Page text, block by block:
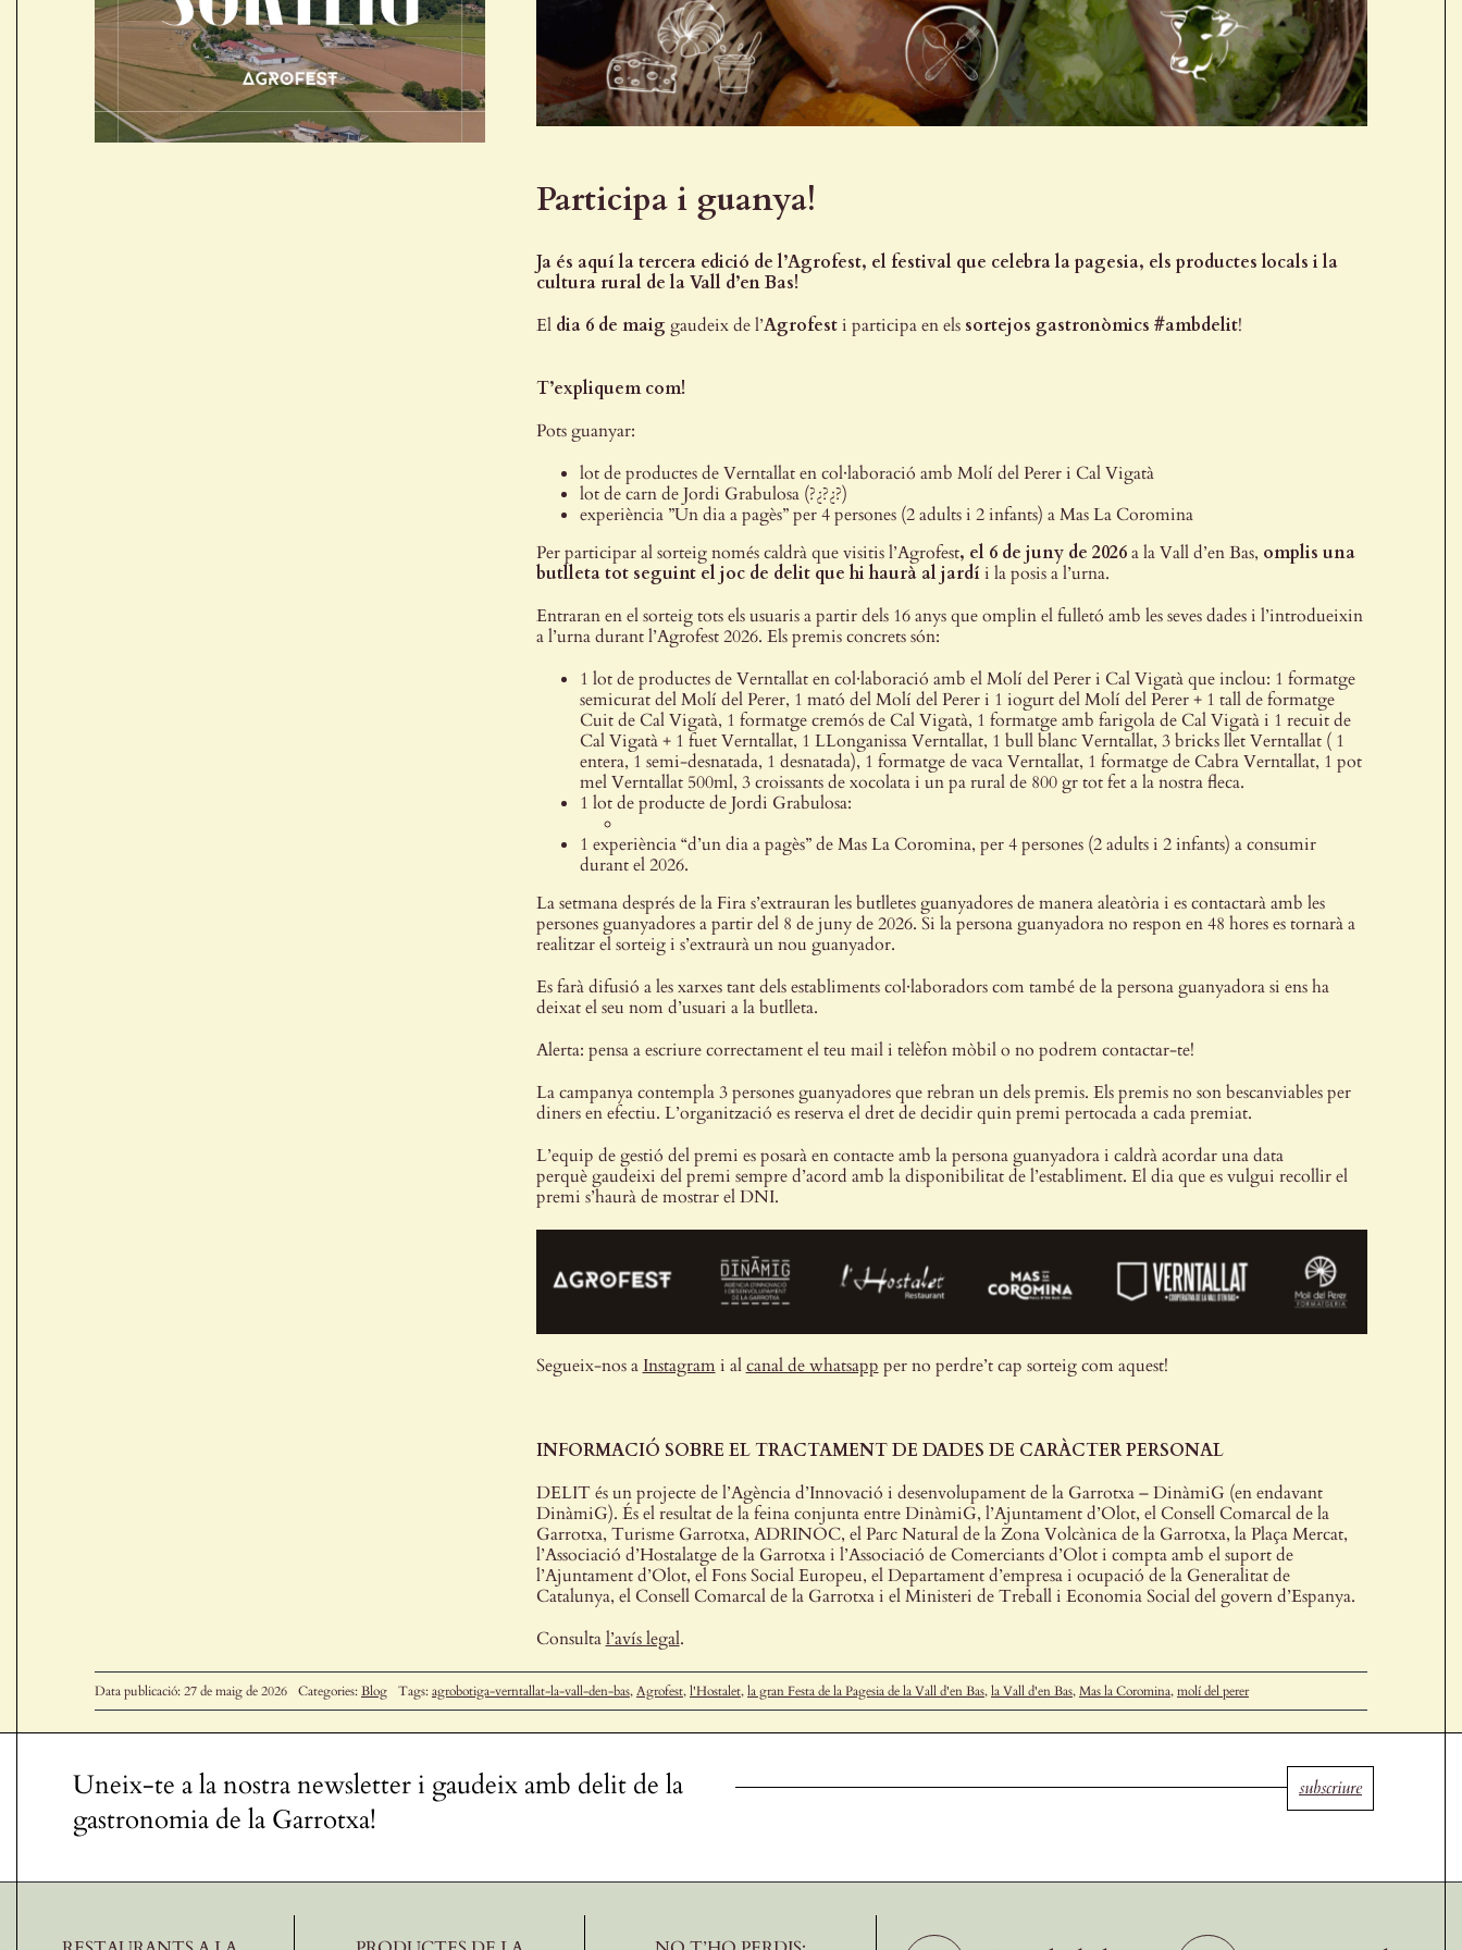
Receptes de la Garrotxa
Participa i guanya!
Ja és aquí la tercera edició de l’Agrofest, el festival que celebra la pagesia, els productes locals i la
cultura rural de la Vall d’en Bas!
El dia 6 de maig gaudeix de l’Agrofesti participa en els sortejos gastronòmics #ambdelit!
T’expliquem com!
Pots guanyar:
lot de productes de Verntallat en col·laboració amb Molí del Perer i Cal Vigatà
lot de carn de Jordi Grabulosa (?¿?¿?)
experiència ”Un dia a pagès” per 4 persones (2 adults i 2 infants) a Mas La Coromina
Per participar al sorteig només caldrà que visitis l’Agrofest, el 6 de juny de 2026a la Vall d’en Bas, omplis una
butlleta tot seguint el joc de delit que hi haurà al jardí i la posis a l’urna.
Entraran en el sorteig tots els usuaris a partir dels 16 anys que omplin el fulletó amb les seves dades i l’introdueixin
a l’urna durant l’Agrofest 2026. Els premis concrets són:
1 lot de productes de Verntallat en col·laboració amb el Molí del Perer i Cal Vigatà que inclou: 1 formatge
semicurat del Molí del Perer, 1 mató del Molí del Perer i 1 iogurt del Molí del Perer + 1 tall de formatge
Cuit de Cal Vigatà, 1 formatge cremós de Cal Vigatà, 1 formatge amb farigola de Cal Vigatà i 1 recuit de
Cal Vigatà + 1 fuet Verntallat, 1 LLonganissa Verntallat, 1 bull blanc Verntallat, 3 bricks llet Verntallat ( 1
entera, 1 semi-desnatada, 1 desnatada), 1 formatge de vaca Verntallat, 1 formatge de Cabra Verntallat, 1 pot
mel Verntallat 500ml, 3 croissants de xocolata i un pa rural de 800 gr tot fet a la nostra fleca.
1 lot de producte de Jordi Grabulosa:
1 experiència “d’un dia a pagès” de Mas La Coromina, per 4 persones (2 adults i 2 infants) a consumir
durant el 2026.
La setmana després de la Fira s’extrauran les butlletes guanyadores de manera aleatòria i es contactarà amb les
persones guanyadores a partir del 8 de juny de 2026. Si la persona guanyadora no respon en 48 hores es tornarà a
realitzar el sorteig i s’extraurà un nou guanyador.
Es farà difusió a les xarxes tant dels establiments col·laboradors com també de la persona guanyadora si ens ha
deixat el seu nom d’usuari a la butlleta.
Alerta: pensa a escriure correctament el teu mail i telèfon mòbil o no podrem contactar-te!
La campanya contempla 3 persones guanyadores que rebran un dels premis. Els premis no son bescanviables per
diners en efectiu. L’organització es reserva el dret de decidir quin premi pertocada a cada premiat.
L’equip de gestió del premi es posarà en contacte amb la persona guanyadora i caldrà acordar una data
perquè gaudeixi del premi sempre d’acord amb la disponibilitat de l’establiment. El dia que es vulgui recollir el
premi s’haurà de mostrar el DNI.
Segueix-nos a Instagrami alcanal de whatsapp per no perdre’t cap sorteig com aquest!
INFORMACIÓ SOBRE EL TRACTAMENT DE DADES DE CARÀCTER PERSONAL
DELIT és un projecte de l’Agència d’Innovació i desenvolupament de la Garrotxa – DinàmiG (en endavant
DinàmiG). És el resultat de la feina conjunta entre DinàmiG, l’Ajuntament d’Olot, el Consell Comarcal de la
Garrotxa, Turisme Garrotxa, ADRINOC, el Parc Natural de la Zona Volcànica de la Garrotxa, la Plaça Mercat,
l’Associació d’Hostalatge de la Garrotxa i l’Associació de Comerciants d’Olot i compta amb el suport de
l’Ajuntament d’Olot, el Fons Social Europeu, el Departament d’empresa i ocupació de la Generalitat de
Catalunya, el Consell Comarcal de la Garrotxa i el Ministeri de Treball i Economia Social del govern d’Espanya.
Consultal’avís legal.
Data publicació: 27 de maig de 2026 Categories:Blog Tags:agrobotiga-verntallat-la-vall-den-bas,Agrofest,l'Hostalet,la gran Festa de la Pagesia de la Vall d'en Bas,la Vall d'en Bas,Mas la Coromina,molí del perer
Uneix-te a la nostra newsletter i gaudeix amb delit de la
gastronomia de la Garrotxa!
subscriure